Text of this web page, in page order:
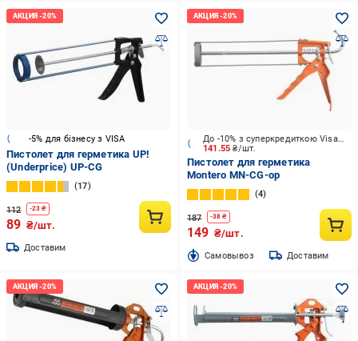
-5% для бізнесу з VISA
Пистолет для герметика UP!
(Underprice) UP-CG
17
112 -23 ₴
89 ₴/шт.
Доставим
141.55₴/шт.
До -10% з суперкредиткою Visa Вигода
Пистолет для герметика
Montero MN-CG-op
4
187 -38 ₴
149 ₴/шт.
Cамовывоз Доставим